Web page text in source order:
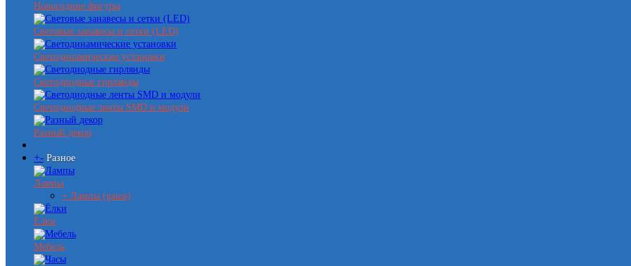
Новогодние фигуры
Световые занавесы и сетки (LED)
Светодинамические установки
Светодиодные гирлянды
Светодиодные ленты SMD и модули
Разный декор
+- Разное
Лампы
+ Лампы (gauss)
Ёлки
Мебель